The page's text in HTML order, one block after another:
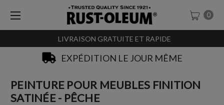
LIVRAISON GRATUITE ET RAPIDE
0
SACHET-TESTEURS À 0,99€
PEINTURE POUR MEUBLES FINITION
SATINÉE - PÊCHE